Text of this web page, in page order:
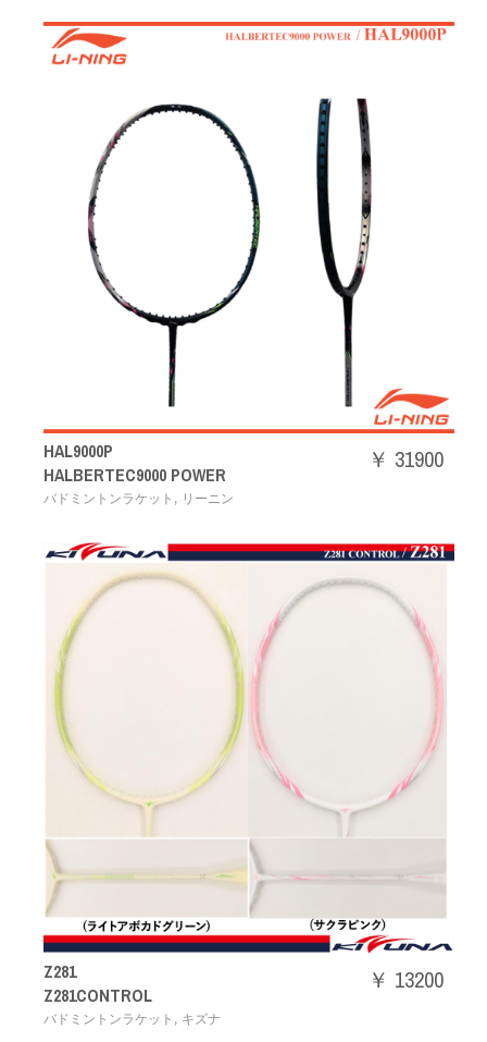
HAL9000P
HALBERTEC9000 POWER
バドミントンラケット , リーニン
￥ 31900
Z281
Z281CONTROL
バドミントンラケット , キズナ
￥ 13200